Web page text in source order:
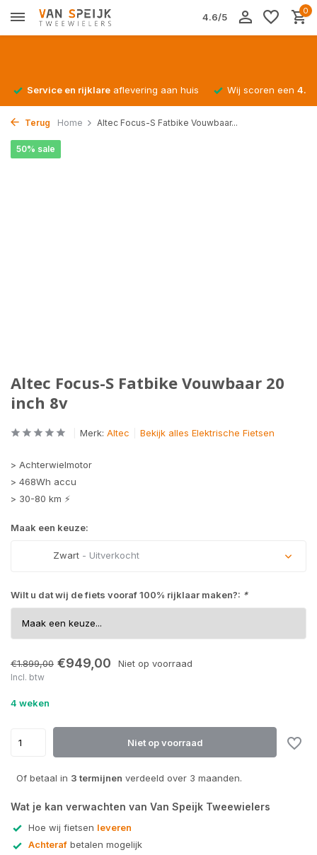
4.6/5
0
Service en rijklare aflevering aan huis Wij scoren een
Terug Home Altec Focus-S Fatbike Vouwbaar...
Altec Focus-S Fatbike Vouwbaar 20
inch 8v
50% sale
Merk: Altec Bekijk alles Elektrische Fietsen
> Achterwielmotor
> 468Wh accu
> 30-80 km ⚡
Maak een keuze:
Zwart - Uitverkocht
Uitverkocht
Wilt u dat wij de fiets vooraf 100% rijklaar maken?: *
€1.899,00 €949,00 Niet op voorraad
Incl. btw
4 weken
Niet op voorraad
Of betaal in 3 termijnen verdeeld over 3 maanden.
Wat je kan verwachten van Van Speijk Tweewielers
Hoe wij fietsen leveren
Achteraf betalen mogelijk